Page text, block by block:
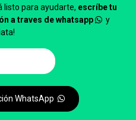
listo para ayudarte, escríbe tu
a traves de whatsapp
y
WhatsApp